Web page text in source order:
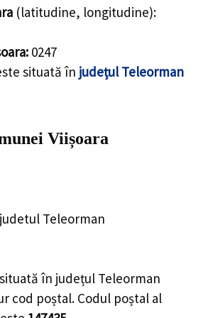
(latitudine, longitudine):
0247
situată în județul Teleorman
Viișoara
Teleorman
în județul Teleorman
cod poștal. Codul poștal al